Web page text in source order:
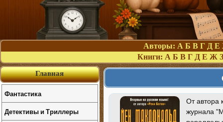
Авторы: А Б В Г Д Е
Книги: А Б В Г Д Е Ж З
От автора
журнала
Главная
Фантастика
Детективы и Триллеры